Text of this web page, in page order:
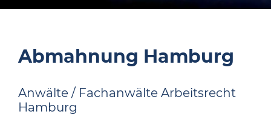
Abmahnung Hamburg
Anwälte / Fachanwälte Arbeitsrecht
Hamburg